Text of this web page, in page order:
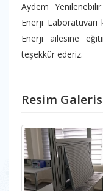
Aydem
Enerji Laboratuvarı
Enerji ailesine
teşekkür ederiz.
Resim